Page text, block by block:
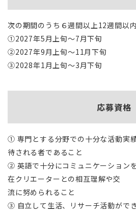
次の期間のうち６週間以上12週間以内
①2027年5月上旬～7月下旬
②2027年9月上旬～11月下旬
③2028年1月上旬～3月下旬
応募資格
① 専門とする分野での十分な活動実
待される者であること
② 英語で十分にコミュニケーション
在クリエーターとの相互理解や交
流に努められること
③ 自立して生活、リサーチ活動がで